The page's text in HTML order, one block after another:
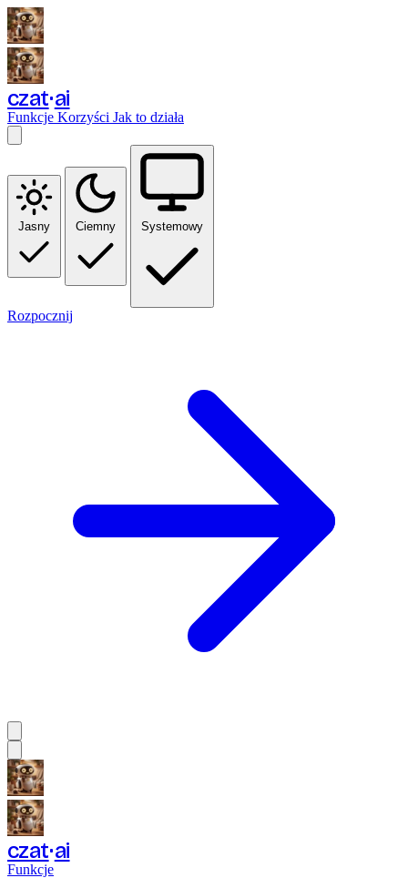
czat ai
Funkcje Korzyści Jak to działa
Jasny Ciemny Systemowy
Rozpocznij
czat ai
Funkcje